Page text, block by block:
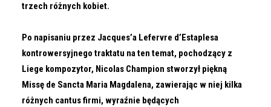
trzech różnych kobiet.
Po napisaniu przez Jacques’a Lefervre d’Estaplesa
kontrowersyjnego traktatu na ten temat, pochodzący z
Liege kompozytor, Nicolas Champion stworzył piękną
Missę de Sancta Maria Magdalena, zawierając w niej kilka
różnych cantus firmi, wyraźnie będących